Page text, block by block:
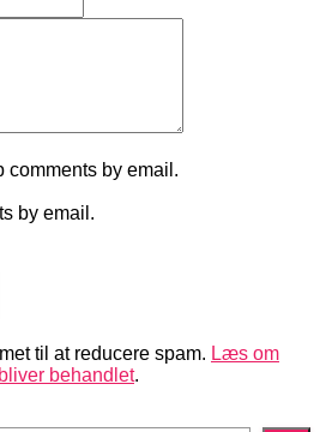
comments by email.
by email.
til at reducere spam. Læs om
behandlet.